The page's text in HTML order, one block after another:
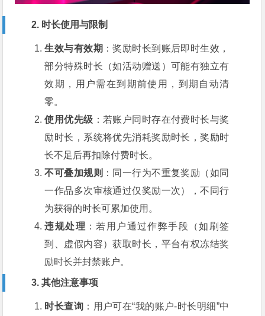
2. 时长使用与限制
生效与有效期 ：奖励时长到账后即时生效，
部分特殊时长（如活动赠送）可能有独立有
效期，用户需在到期前使用，到期自动清
零。
使用优先级 ：若账户同时存在付费时长与奖
励时长，系统将优先消耗奖励时长，奖励时
长不足后再扣除付费时长。
不可叠加规则 ：同一行为不重复奖励（如同
一作品多次审核通过仅奖励一次），不同行
为获得的时长可累加使用。
违规处理 ：若用户通过作弊手段（如刷签
到、虚假内容）获取时长，平台有权冻结奖
励时长并封禁账户。
3. 其他注意事项
时长查询 ：用户可在“我的账户-时长明细”中